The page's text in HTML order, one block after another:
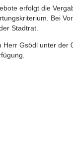
erfolgt die
Bei
Stadtrat.
Herr Gsödl unter der